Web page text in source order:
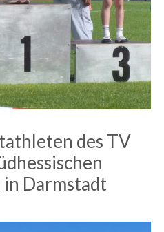
des TV
Darmstadt